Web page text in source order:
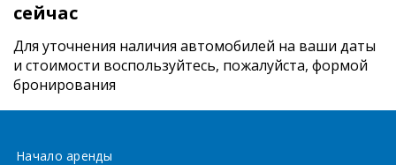
сейчас
Для уточнения наличия автомобилей на ваши даты
и стоимости воспользуйтесь, пожалуйста, формой
бронирования
Начало аренды